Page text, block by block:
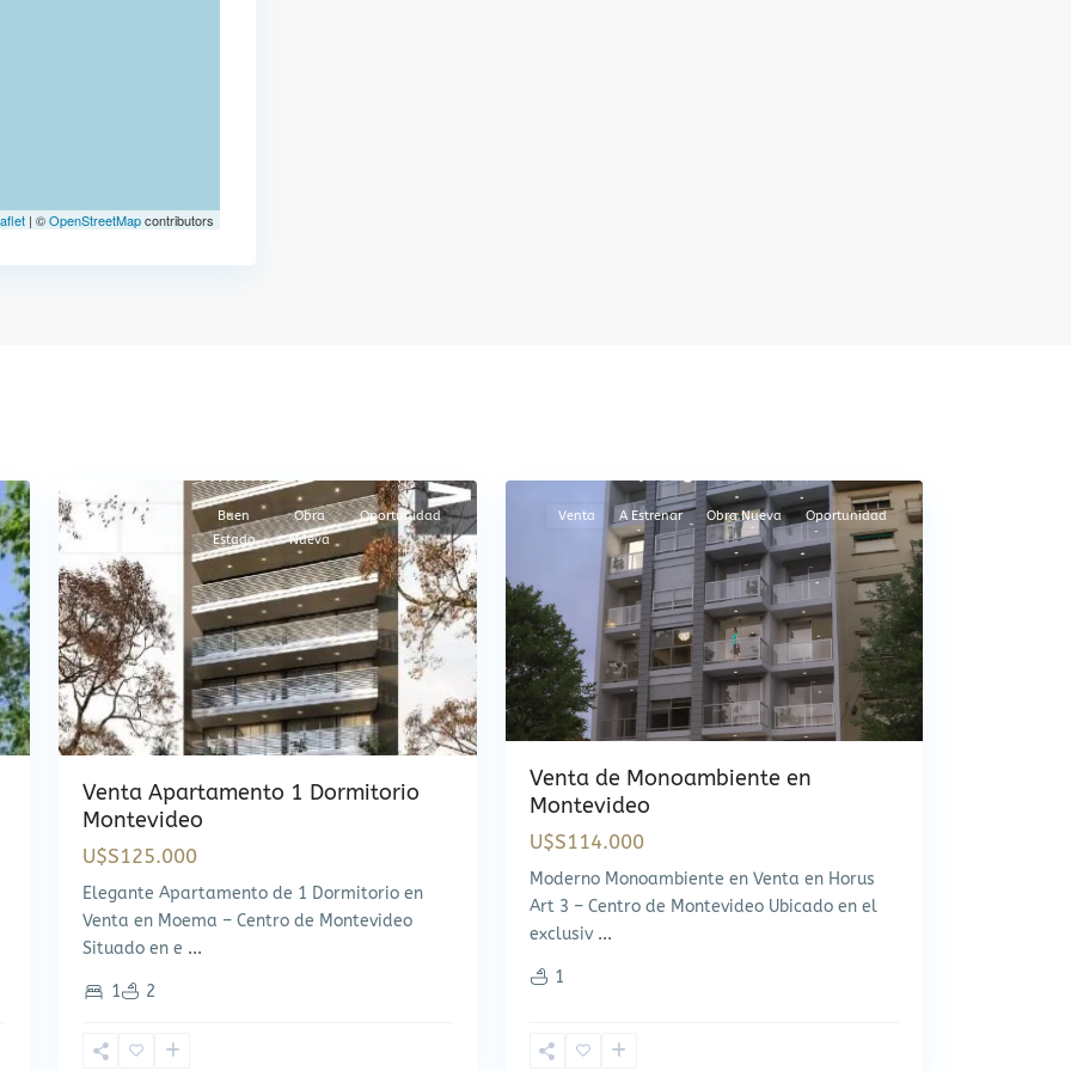
| ©OpenStreetMapcontributors
Venta
Buen
Estado
Obra
Nueva
Oportunidad
Venta Apartamento 1 Dormitorio
Montevideo
U$S125.000
Elegante Apartamento de 1 Dormitorio en
Venta en Moema – Centro de Montevideo
Situado en e ...
1 2
Venta A Estrenar Obra Nueva Oportunidad
Venta de Monoambiente en
Montevideo
U$S114.000
Moderno Monoambiente en Venta en Horus
Art 3 – Centro de Montevideo Ubicado en el
exclusiv ...
1